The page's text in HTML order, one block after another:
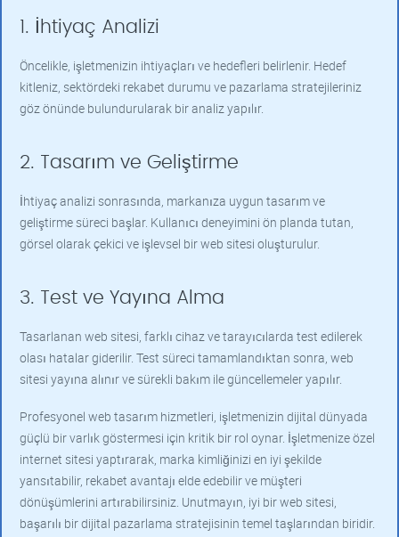
1. İhtiyaç Analizi
Öncelikle, işletmenizin ihtiyaçları ve hedefleri belirlenir. Hedef
kitleniz, sektördeki rekabet durumu ve pazarlama stratejileriniz
göz önünde bulundurularak bir analiz yapılır.
2. Tasarım ve Geliştirme
İhtiyaç analizi sonrasında, markanıza uygun tasarım ve
geliştirme süreci başlar. Kullanıcı deneyimini ön planda tutan,
görsel olarak çekici ve işlevsel bir web sitesi oluşturulur.
3. Test ve Yayına Alma
Tasarlanan web sitesi, farklı cihaz ve tarayıcılarda test edilerek
olası hatalar giderilir. Test süreci tamamlandıktan sonra, web
sitesi yayına alınır ve sürekli bakım ile güncellemeler yapılır.
Profesyonel web tasarım hizmetleri, işletmenizin dijital dünyada
güçlü bir varlık göstermesi için kritik bir rol oynar. İşletmenize özel
internet sitesi yaptırarak, marka kimliğinizi en iyi şekilde
yansıtabilir, rekabet avantajı elde edebilir ve müşteri
dönüşümlerini artırabilirsiniz. Unutmayın, iyi bir web sitesi,
başarılı bir dijital pazarlama stratejisinin temel taşlarından biridir.